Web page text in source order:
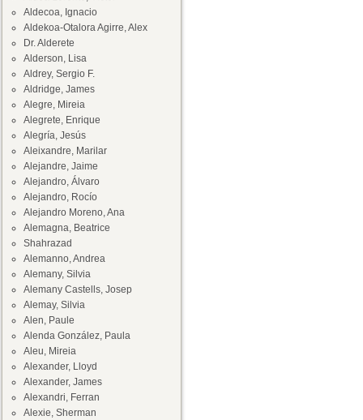
Aldecoa, Ignacio
Aldekoa-Otalora Agirre, Alex
Dr. Alderete
Alderson, Lisa
Aldrey, Sergio F.
Aldridge, James
Alegre, Mireia
Alegrete, Enrique
Alegría, Jesús
Aleixandre, Marilar
Alejandre, Jaime
Alejandro, Álvaro
Alejandro, Rocío
Alejandro Moreno, Ana
Alemagna, Beatrice
Shahrazad
Alemanno, Andrea
Alemany, Silvia
Alemany Castells, Josep
Alemay, Silvia
Alen, Paule
Alenda González, Paula
Aleu, Mireia
Alexander, Lloyd
Alexander, James
Alexandri, Ferran
Alexie, Sherman